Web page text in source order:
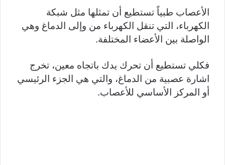
الأعصاب طبياً تستطيع أن تمثلها مثل شبكة
الكهرباء، التي تنقل الكهرباء من وإلى الدماغ وهي
الواصلة بين الأعضاء المختلفة.
فكلي تستطيع أن تحرك يدك باتجاه معين، تخرج
اشارة عصبية من الدماغ، والتي هي الجزء الرئيسي
أو المركز الأساسي للأعصاب.